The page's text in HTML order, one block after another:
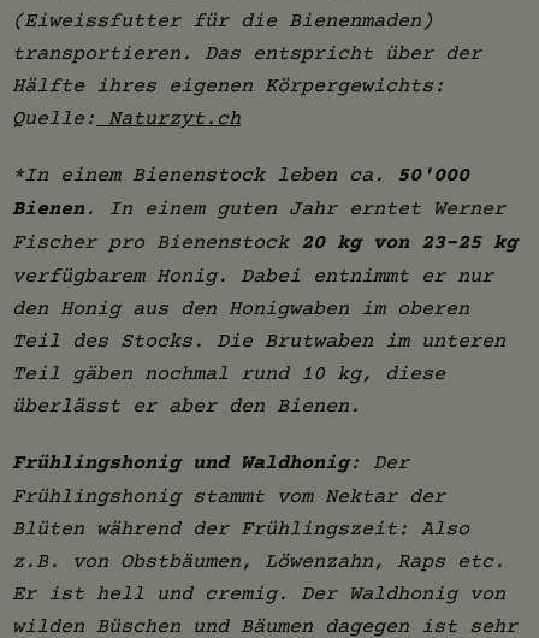
(Eiweissfutter für die Bienenmaden)
transportieren. Das entspricht über der
Hälfte ihres eigenen Körpergewichts:
Quelle:
Naturzyt.ch
*In einem Bienenstock leben ca.
50'000
Bienen . In einem guten Jahr erntet Werner
Fischer pro Bienenstock 20 kg von 23-25 kg
verfügbarem Honig. Dabei entnimmt er nur
den Honig aus den Honigwaben im oberen
Teil des Stocks. Die Brutwaben im unteren
Teil gäben nochmal rund 10 kg, diese
überlässt er aber den Bienen.
Frühlingshonig und Waldhonig: Der
Frühlingshonig stammt vom Nektar der
Blüten während der Frühlingszeit: Also
z.B. von Obstbäumen, Löwenzahn, Raps etc.
Er ist hell und cremig. Der Waldhonig von
wilden Büschen und Bäumen dagegen ist sehr